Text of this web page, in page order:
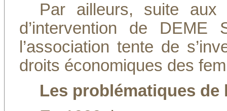
Par ailleurs, suite aux
d’intervention de DEME
l’association tente de
droits économiques des
Les problématiques de